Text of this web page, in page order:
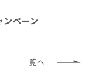
ンペーン
一覧へ